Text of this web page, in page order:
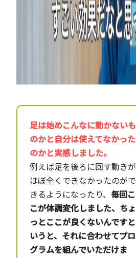
足は始めこんなに動かないも
のかと自分は使えてなかった
のかと実感しました。
例えば足を後ろに回す動きが
ほぼ全くできなかったのがで
きるようになったり、 毎回こ
こが体調変化しました、ちょ
っとここが良くないんですと
いうと、それに合わせてプロ
グラムを組んでいただけま